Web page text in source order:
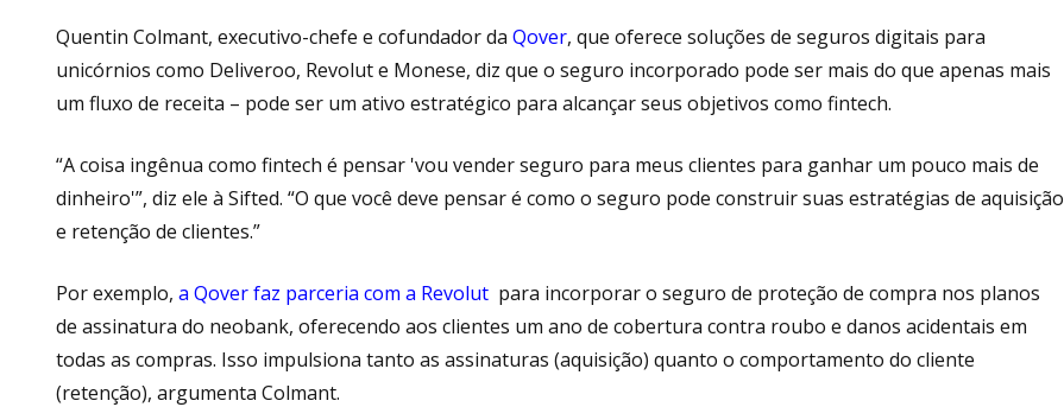
Quentin Colmant, executivo-chefe e cofundador da Qover, que oferece soluções de seguros digitais para
unicórnios como Deliveroo, Revolut e Monese, diz que o seguro incorporado pode ser mais do que apenas mais
um fluxo de receita – pode ser um ativo estratégico para alcançar seus objetivos como fintech.
“A coisa ingênua como fintech é pensar 'vou vender seguro para meus clientes para ganhar um pouco mais de
dinheiro'”, diz ele à Sifted. “O que você deve pensar é como o seguro pode construir suas estratégias de aquisição
e retenção de clientes.”
Por exemplo, a Qover faz parceria com a Revolut para incorporar o seguro de proteção de compra nos planos
de assinatura do neobank, oferecendo aos clientes um ano de cobertura contra roubo e danos acidentais em
todas as compras. Isso impulsiona tanto as assinaturas (aquisição) quanto o comportamento do cliente
(retenção), argumenta Colmant.